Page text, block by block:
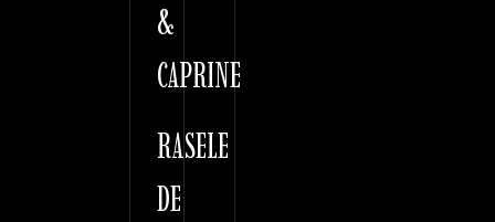
&
CAPRINE
RASELE
DE